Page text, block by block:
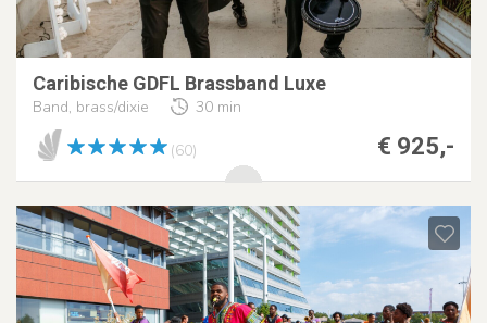
Caribische GDFL Brassband Luxe
Band, brass/dixie 30 min
€ 925,-
(60)